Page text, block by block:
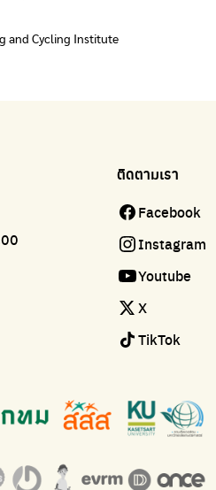
and Cycling Institute
ติดตามเรา
Facebook
Instagram
Youtube
X
TikTok